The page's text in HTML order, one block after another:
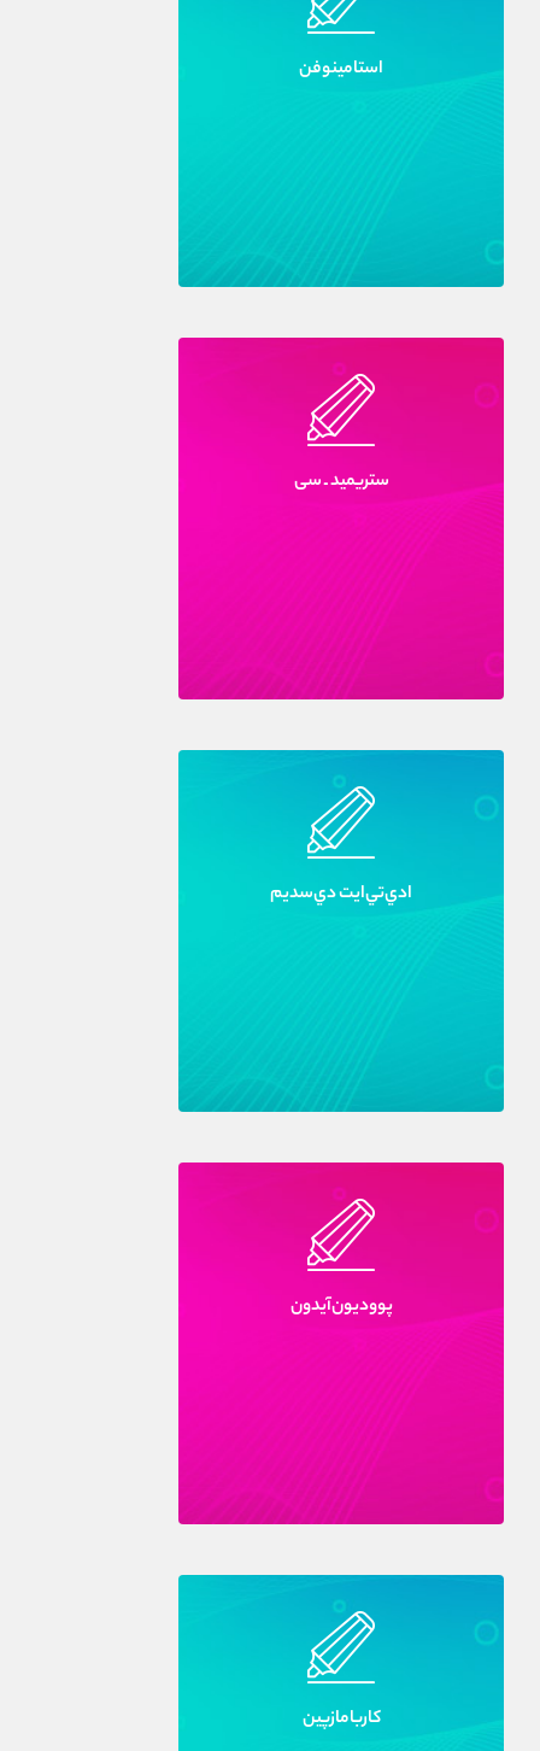
استامينوفن
ستريميد ـ سى
ادي‌تي‌ايت دي‌سديم
پووديون‌آيدون
کاربامازپين